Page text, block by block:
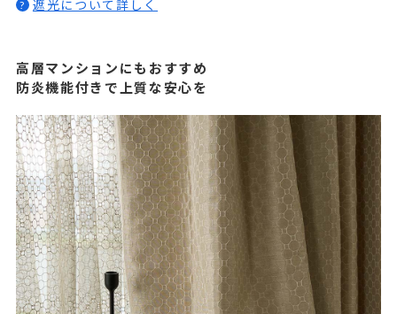
? 遮光について詳しく
高層マンションにもおすすめ
防炎機能付きで上質な安心を